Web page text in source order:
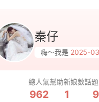
秦仔
嗨～我是 2025-
總人氣
962
幫助新娘數
1
話